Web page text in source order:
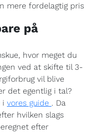
mere fordelagtig pris
på
hvor meget du
ved at skifte til 3-
vil blive
det egentlig i tal?
i vores guide . Da
hvilken slags
efter